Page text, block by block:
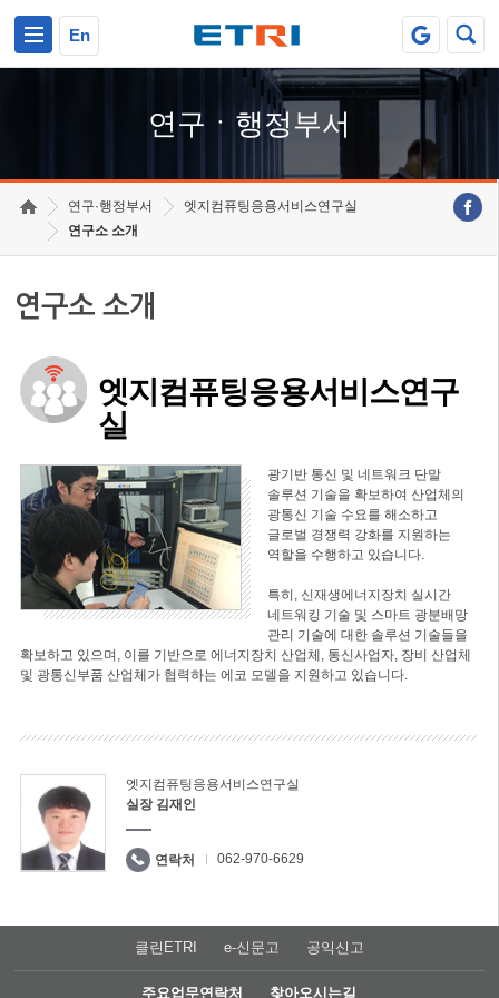
En
연구ㆍ행정부서
연구·행정부서
엣지컴퓨팅응용서비스연구실
연구소 소개
연구소 소개
엣지컴퓨팅응용서비스연구
실
광기반 통신 및 네트워크 단말
솔루션 기술을 확보하여 산업체의
광통신 기술 수요를 해소하고
글로벌 경쟁력 강화를 지원하는
역할을 수행하고 있습니다.
특히, 신재생에너지장치 실시간
네트워킹 기술 및 스마트 광분배망
관리 기술에 대한 솔루션 기술들을
확보하고 있으며, 이를 기반으로 에너지장치 산업체, 통신사업자, 장비 산업체
및 광통신부품 산업체가 협력하는 에코 모델을 지원하고 있습니다.
엣지컴퓨팅응용서비스연구실
실장 김재인
연락처 062-970-6629
클린ETRI e-신문고 공익신고
주요업무연락처 찾아오시는길